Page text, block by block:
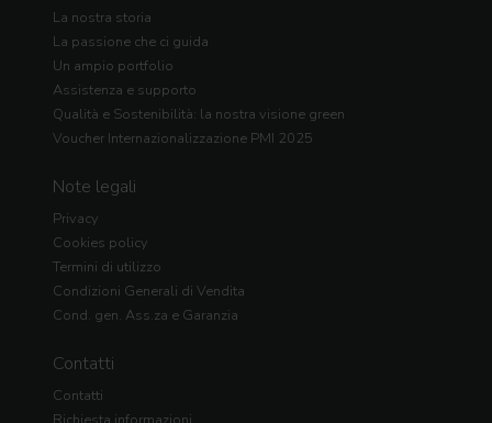
La nostra storia
La passione che ci guida
Un ampio portfolio
Assistenza e supporto
Qualità e Sostenibilità: la nostra visione green
Voucher Internazionalizzazione PMI 2025
Note legali
Privacy
Cookies policy
Termini di utilizzo
Condizioni Generali di Vendita
Cond. gen. Ass.za e Garanzia
Contatti
Contatti